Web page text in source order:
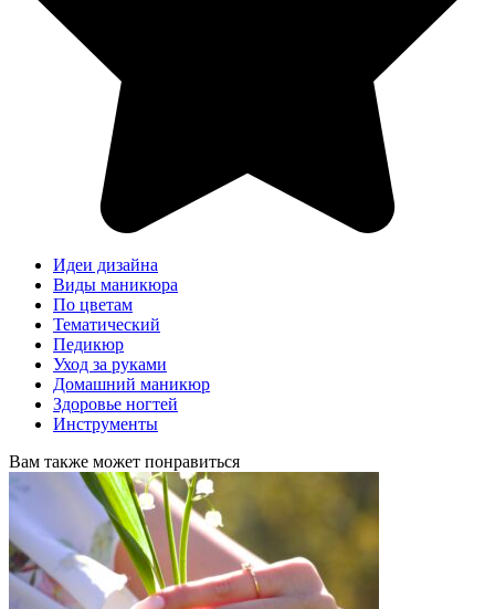
Идеи дизайна
Виды маникюра
По цветам
Тематический
Педикюр
Уход за руками
Домашний маникюр
Здоровье ногтей
Инструменты
Вам также может понравиться